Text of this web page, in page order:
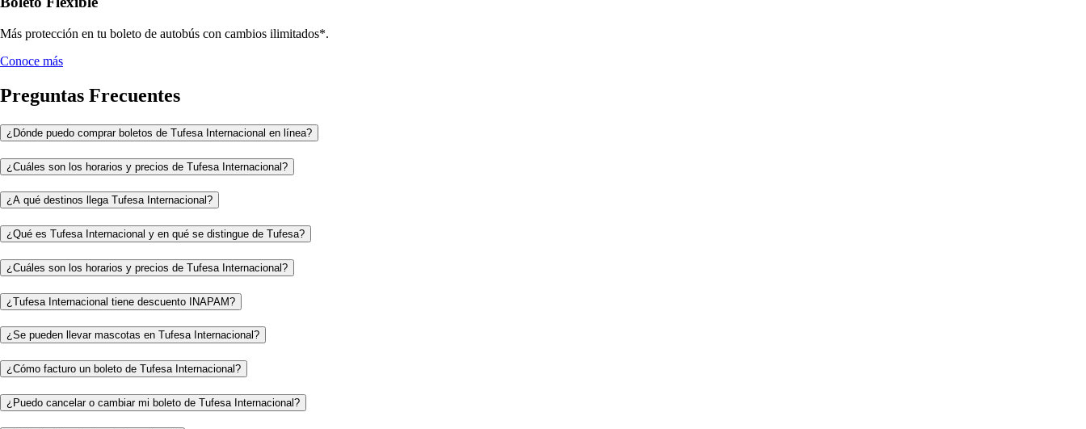
Más protección en tu boleto de autobús con cambios ilimitados*.
Conoce más
Preguntas Frecuentes
¿Dónde puedo comprar boletos de Tufesa Internacional en línea?
¿Cuáles son los horarios y precios de Tufesa Internacional?
¿A qué destinos llega Tufesa Internacional?
¿Qué es Tufesa Internacional y en qué se distingue de Tufesa?
¿Cuáles son los horarios y precios de Tufesa Internacional?
¿Tufesa Internacional tiene descuento INAPAM?
¿Se pueden llevar mascotas en Tufesa Internacional?
¿Cómo facturo un boleto de Tufesa Internacional?
¿Puedo cancelar o cambiar mi boleto de Tufesa Internacional?